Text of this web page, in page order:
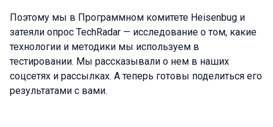
Поэтому мы в Программном комитете Heisenbug и
затеяли опрос TechRadar — исследование о том, какие
технологии и методики мы используем в
тестировании. Мы рассказывали о нем в наших
соцсетях и рассылках. А теперь готовы поделиться его
результатами с вами.